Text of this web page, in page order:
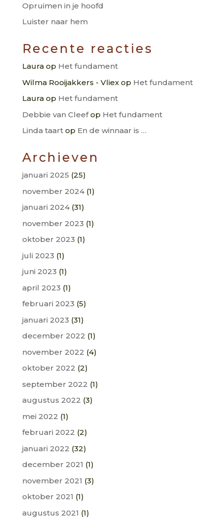
Opruimen in je hoofd
Luister naar hem
Recente reacties
Lauraop Het fundament
Wilma Rooijakkers - Vliexop Het fundament
Lauraop Het fundament
Debbie van Cleefop Het fundament
Linda taartop En de winnaar is …
Archieven
januari 2025 (25)
november 2024(1)
januari 2024(31)
november 2023 (1)
oktober 2023 (1)
juli 2023 (1)
juni 2023 (1)
april 2023 (1)
februari 2023 (5)
januari 2023 (31)
december 2022 (1)
november 2022 (4)
oktober 2022 (2)
september 2022 (1)
augustus 2022 (3)
mei 2022 (1)
februari 2022 (2)
januari 2022 (32)
december 2021 (1)
november 2021 (3)
oktober 2021 (1)
augustus 2021 (1)